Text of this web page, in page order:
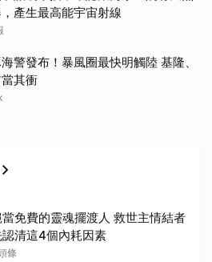
產生最高能宇宙射線
警發布！暴風圈最快明觸陸 基隆、
其衝
免費的靈魂擺渡人 救世主情結者
清這4個內耗因素
條